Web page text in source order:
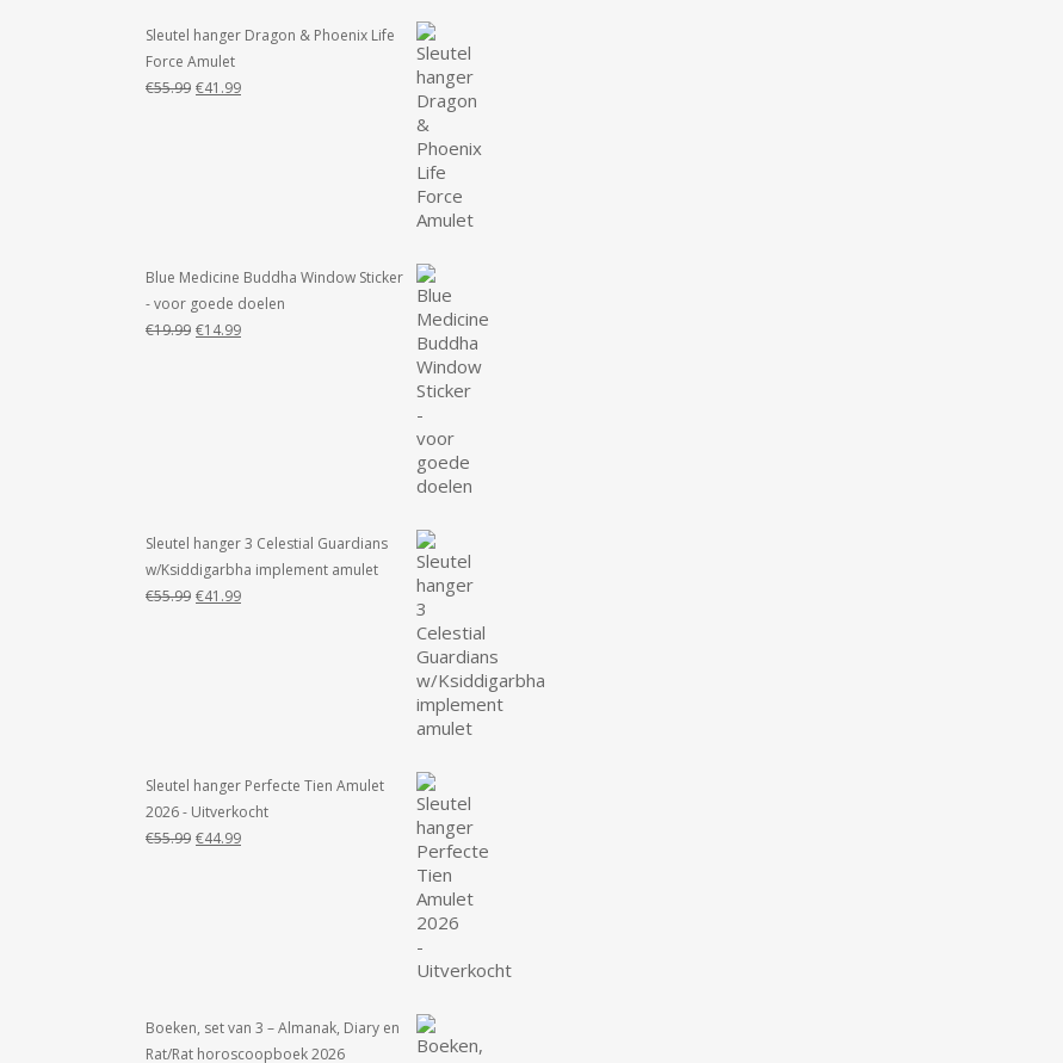
Sleutel hanger Dragon & Phoenix Life
Force Amulet
€55.99 Oorspronkelijke
€41.99Huidige
Blue Medicine Buddha Window Sticker
- voor goede doelen
€19.99 Oorspronkelijke
€14.99Huidige
Sleutel hanger 3 Celestial Guardians
w/Ksiddigarbha implement amulet
€55.99 Oorspronkelijke
€41.99Huidige
Sleutel hanger Perfecte Tien Amulet
2026 - Uitverkocht
€55.99 Oorspronkelijke
€44.99Huidige
Boeken, set van 3 – Almanak, Diary en
Rat/Rat horoscoopboek 2026